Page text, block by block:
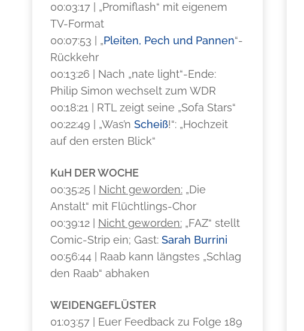
00:03:17 | „Promiflash“ mit eigenem
TV-Format
00:07:53 | „Pleiten, Pech und Pannen“-
Rückkehr
00:13:26 | Nach „nate light“-Ende:
Philip Simon wechselt zum WDR
00:18:21 | RTL zeigt seine „Sofa Stars“
00:22:49 | „Was’n Scheiß!“: „Hochzeit
auf den ersten Blick“
KuH DER WOCHE
00:35:25 | Nicht geworden:„Die
Anstalt“ mit Flüchtlings-Chor
00:39:12 | Nicht geworden:„FAZ“ stellt
Comic-Strip ein; Gast: Sarah Burrini
00:56:44 | Raab kann längstes „Schlag
den Raab“ abhaken
WEIDENGEFLÜSTER
01:03:57 | Euer Feedback zu Folge 189